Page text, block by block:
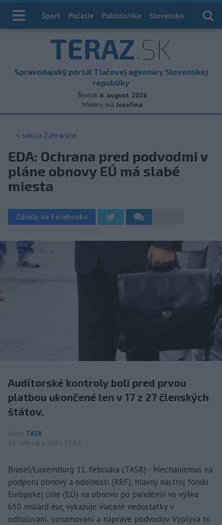
Index
Šport Počasie Publicistika Slovensko
TERAZ.SK
Spravodajský portál Tlačovej agentúry Slovenskej
republiky
Štvrtok 6. august 2026
Meniny má Jozefína
< sekcia Zahraničie
EDA: Ochrana pred podvodmi v
pláne obnovy EÚ má slabé
miesta
Zdieľaj na Facebooku
Audítorské kontroly boli pred prvou
platbou ukončené len v 17 z 27 členských
štátov.
Autor TASR
11. februára 2026 17:16
Brusel/Luxemburg 11. februára (TASR) - Mechanizmus na
podporu obnovy a odolnosti (RRF), hlavný nástroj fondu
Európskej únie (EÚ) na obnovu po pandémii vo výške
650 miliárd eur, vykazuje viaceré nedostatky v
odhaľovaní, oznamovaní a náprave podvodov. Vyplýva to